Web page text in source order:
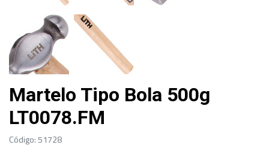
Martelo Tipo Bola 500g
LT0078.FM
Código: 51728